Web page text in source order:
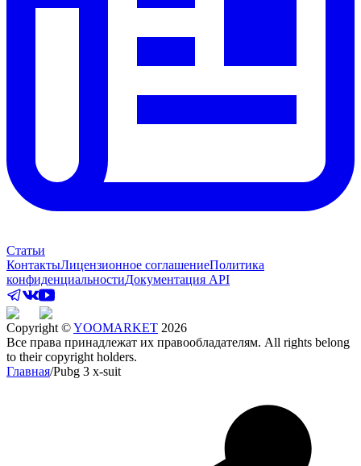
Статьи
КонтактыЛицензионное соглашениеПолитика
конфиденциальностиДокументация API
Copyright ©YOOMARKET 2026
Все права принадлежат их правообладателям. All rights belong
to their copyright holders.
Главная/Pubg 3 x-suit